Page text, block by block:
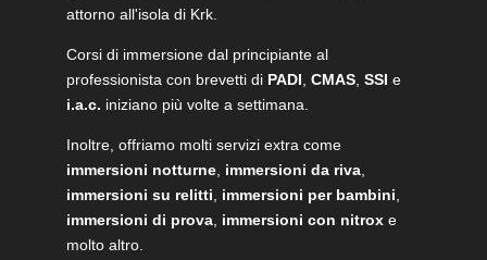
attorno all'isola di Krk.
Corsi di immersione dal principiante al
professionista con brevetti di PADI, CMAS, SSI e
i.a.c. iniziano più volte a settimana.
Inoltre, offriamo molti servizi extra come
immersioni notturne, immersioni da riva,
immersioni su relitti, immersioni per bambini,
immersioni di prova, immersioni con nitroxe
molto altro.